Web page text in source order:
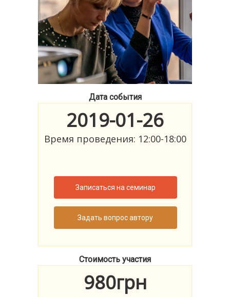
Дата события
2019-01-26
Время проведения: 12:00-18:00
Записаться на семинар
Задать вопрос автору
Стоимость участия
980грн